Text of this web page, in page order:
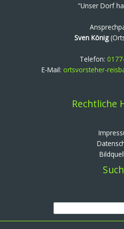
"Unser Dorf
Sven König
Telefon:
E-Mail: ortsvorsteher-
Rechtliche